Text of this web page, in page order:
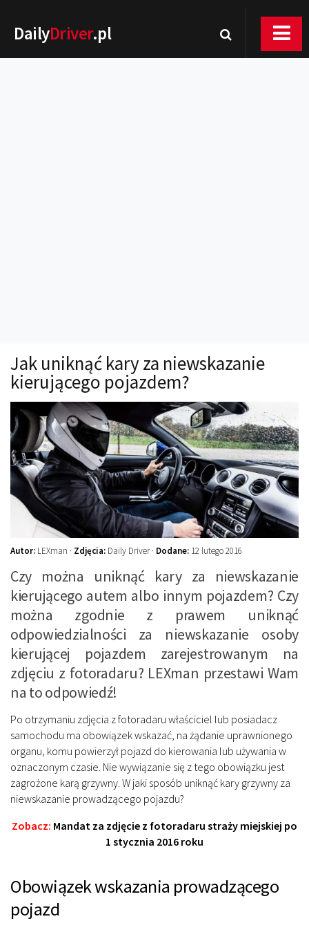
DailyDriver.pl
Technika jazdy
Oświetlenie
Kalkulatory
Przelicznik mocy
Auto z niemiec
Galerie
Jak uniknąć kary za niewskazanie
kierującego pojazdem?
Autor: LEXman · Zdjęcia: Daily Driver · Dodane: 12 lutego 2016
Czy można uniknąć kary za niewskazanie
kierującego autem albo innym pojazdem? Czy
można zgodnie z prawem uniknąć
odpowiedzialności za niewskazanie osoby
kierującej pojazdem zarejestrowanym na
zdjęciu z fotoradaru? LEXman przestawi Wam
na to odpowiedź!
Po otrzymaniu zdjęcia z fotoradaru właściciel lub posiadacz
samochodu ma obowiązek wskazać, na żądanie uprawnionego
organu, komu powierzył pojazd do kierowania lub używania w
oznaczonym czasie. Nie wywiązanie się z tego obowiązku jest
zagrożone karą grzywny. W jaki sposób uniknąć kary grzywny za
niewskazanie prowadzącego pojazdu?
Zobacz: Mandat za zdjęcie z fotoradaru straży miejskiej po
1 stycznia 2016 roku
Obowiązek wskazania prowadzącego
pojazd